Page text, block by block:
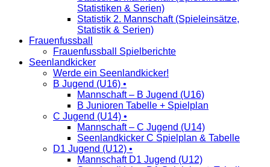
Statistiken & Serien)
Statistik 2. Mannschaft (Spieleinsätze,
Statistik & Serien)
Frauenfussball
Frauenfussball Spielberichte
Seenlandkicker
Werde ein Seenlandkicker!
B Jugend (U16) •
Mannschaft – B Jugend (U16)
B Junioren Tabelle + Spielplan
C Jugend (U14) •
Mannschaft – C Jugend (U14)
Seenlandkicker C Spielplan & Tabelle
D1 Jugend (U12) •
Mannschaft D1 Jugend (U12)